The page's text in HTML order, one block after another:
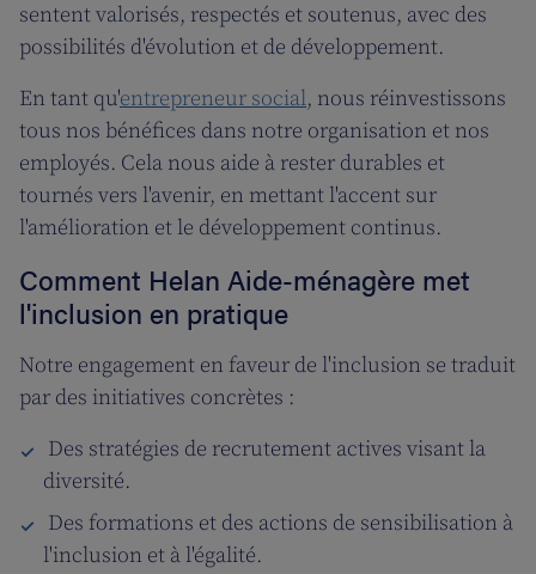
sentent valorisés, respectés et soutenus, avec des
possibilités d'évolution et de développement.
En tant qu'entrepreneur social, nous réinvestissons
tous nos bénéfices dans notre organisation et nos
employés. Cela nous aide à rester durables et
tournés vers l'avenir, en mettant l'accent sur
l'amélioration et le développement continus.
Comment Helan Aide-ménagère met
l'inclusion en pratique
Notre engagement en faveur de l'inclusion se traduit
par des initiatives concrètes :
Des stratégies de recrutement actives visant la
diversité.
Des formations et des actions de sensibilisation à
l'inclusion et à l'égalité.